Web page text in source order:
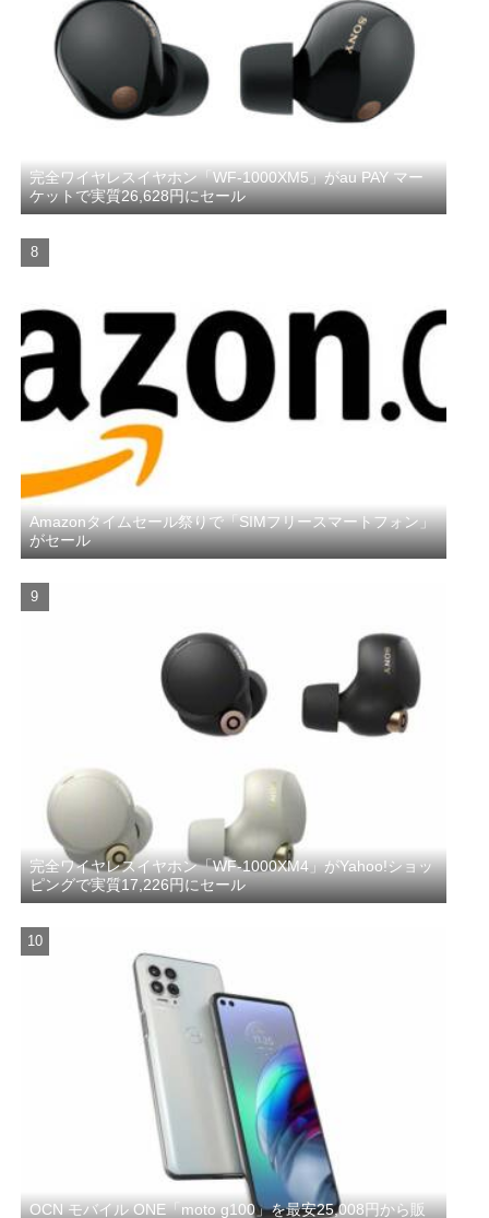
完全ワイヤレスイヤホン「WF-1000XM5」がau PAY マー
ケットで実質26,628円にセール
Amazonタイムセール祭りで「SIMフリースマートフォン」
がセール
完全ワイヤレスイヤホン「WF-1000XM4」がYahoo!ショッ
ピングで実質17,226円にセール
OCN モバイル ONE「moto g100」を最安25,008円から販